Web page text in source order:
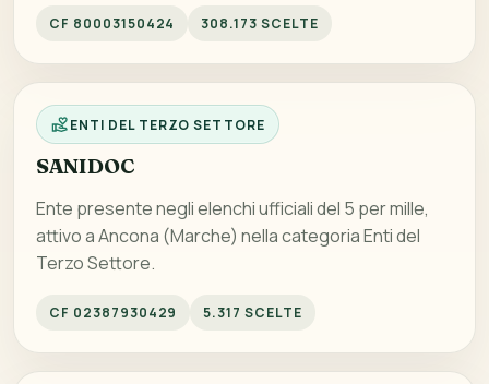
CF 80003150424 308.173 SCELTE
ENTI DEL TERZO SETTORE
SANIDOC
Ente presente negli elenchi ufficiali del 5 per mille,
attivo a Ancona (Marche) nella categoria Enti del
Terzo Settore.
CF 02387930429 5.317 SCELTE